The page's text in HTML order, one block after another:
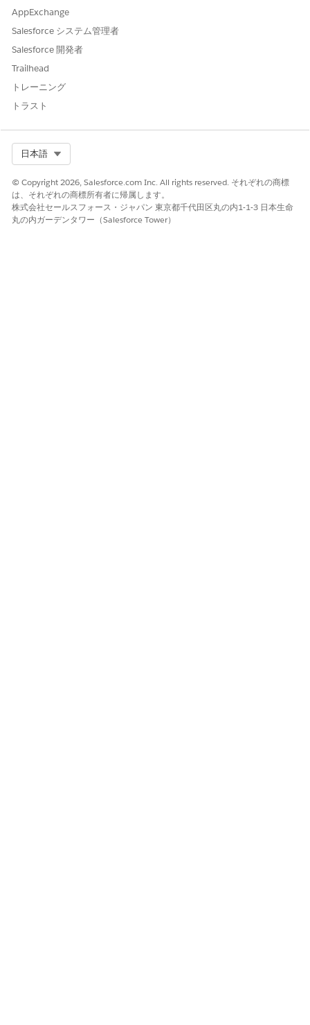
します。
[保存] をクリックします。
はい いいえ
AppExchange
Salesforce システム管理者
Salesforce 開発者
Trailhead
トレーニング
トラスト
日本語
© Copyright 2026, Salesforce.com Inc. All rights reserved. それぞれの商標
は、それぞれの商標所有者に帰属します。
株式会社セールスフォース・ジャパン 東京都千代田区丸の内1-1-3 日本生命
丸の内ガーデンタワー（Salesforce Tower）